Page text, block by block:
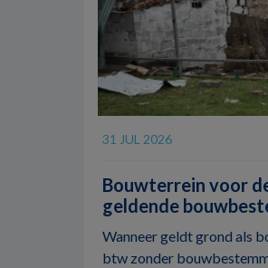
31 JUL 2026
Bouwterrein voor
geldende
Wanneer geldt grond als
btw zonder